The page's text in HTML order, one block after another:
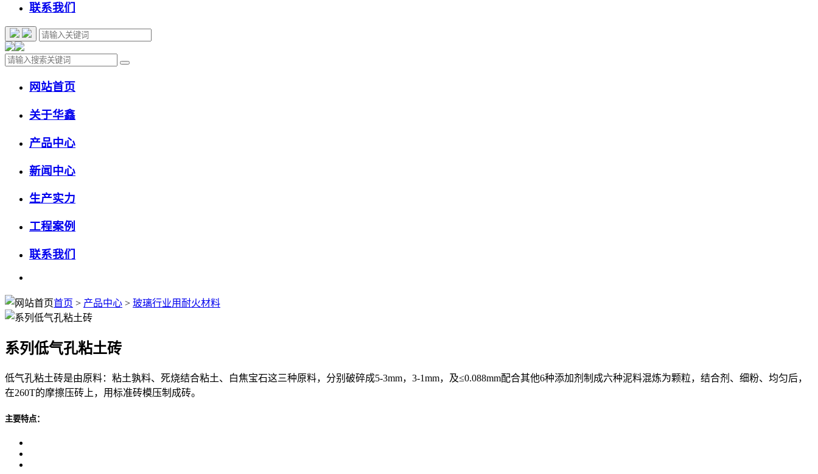
联系我们
网站首页
关于华鑫
产品中心
新闻中心
生产实力
工程案例
联系我们
首页 > 产品中心 > 玻璃行业用耐火材料
系列低气孔粘土砖
低气孔粘土砖是由原料：粘土孰料、死烧结合粘土、白焦宝石这三种原料，分别破碎成5-3mm，3-1mm，及≤0.088mm配合其他6种添加剂制成六种泥料混炼为颗粒，结合剂、细粉、均匀后，
在260T的摩擦压砖上，用标准砖模压制成砖。
主要特点：